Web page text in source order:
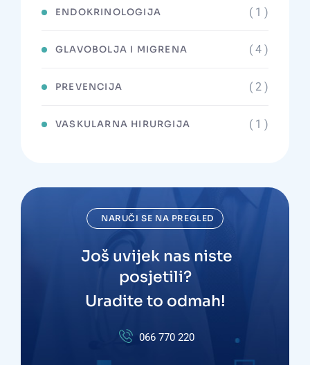
ENDOKRINOLOGIJA ( 1 )
GLAVOBOLJA I MIGRENA ( 4 )
PREVENCIJA ( 2 )
VASKULARNA HIRURGIJA ( 1 )
NARUČI SE NA PREGLED
Još uvijek nas niste
posjetili?
Uradite to odmah!
066 770 220